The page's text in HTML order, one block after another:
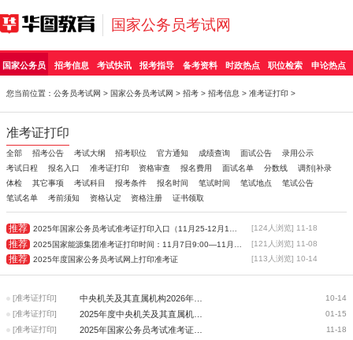
国家公务员考试网
国家公务员 招考信息 考试快讯 报考指导 备考资料 时政热点 职位检索 申论热点
您当前位置： 公务员考试网 > 国家公务员考试网 > 招考 > 招考信息 > 准考证打印 >
准考证打印
全部 招考公告 考试大纲 招考职位 官方通知 成绩查询 面试公告
录用公示
考试日程
报名入口 准考证打印 资格审查 报名费用 面试名单 分数线
调剂|补录
体检
其它事项 考试科目 报考条件 报名时间 笔试时间 笔试地点
笔试公告
笔试名单
考前须知 资格认定 资格注册 证书领取
推荐 2025年国家公务员考试准考证打印入口（11月25-12月1日） [124人浏览] 11-18
推荐 2025国家能源集团准考证打印时间：11月7日9:00—11月10日12:00 [121人浏览] 11-08
推荐 2025年度国家公务员考试网上打印准考证 [113人浏览] 10-14
10-14
[准考证打印]
01-15
[准考证打印]
11-18
[准考证打印]